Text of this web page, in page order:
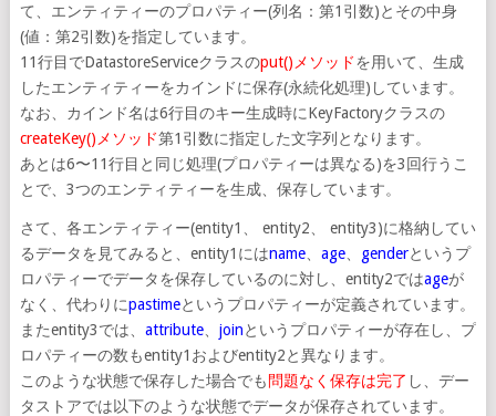
て、エンティティーのプロパティー(列名：第1引数)とその中身
(値：第2引数)を指定しています。
11行目でDatastoreServiceクラスのput()メソッドを用いて、生成
したエンティティーをカインドに保存(永続化処理)しています。
なお、カインド名は6行目のキー生成時にKeyFactoryクラスの
createKey()メソッド第1引数に指定した文字列となります。
あとは6〜11行目と同じ処理(プロパティーは異なる)を3回行うこ
とで、3つのエンティティーを生成、保存しています。
さて、各エンティティー(entity1、 entity2、 entity3)に格納してい
るデータを見てみると、entity1にはname、 age、 genderというプ
ロパティーでデータを保存しているのに対し、entity2ではageが
なく、代わりにpastimeというプロパティーが定義されています。
またentity3では、 attribute、 joinというプロパティーが存在し、プ
ロパティーの数もentity1およびentity2と異なります。
このような状態で保存した場合でも 問題なく保存は完了 し、デー
タストアでは以下のような状態でデータが保存されています。